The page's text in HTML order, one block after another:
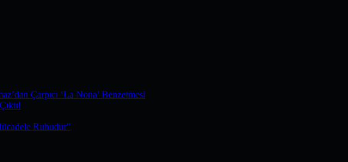
Çarpıcı ‘La Nona’ Benzetmesi
Ruhudur”